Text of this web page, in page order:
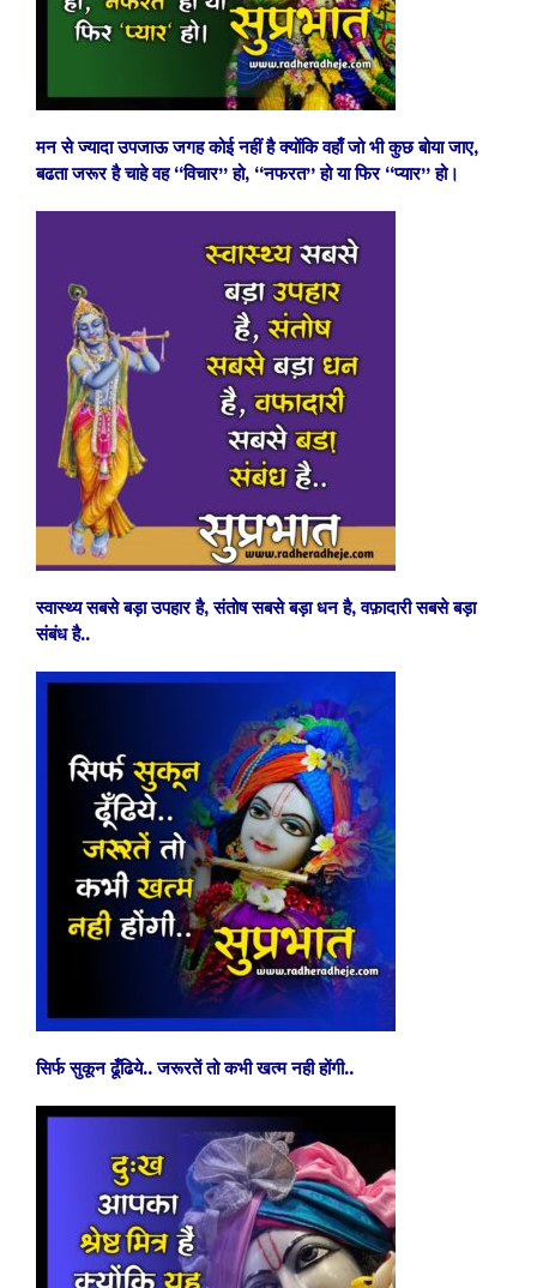
मन से ज्यादा उपजाऊ जगह कोई नहीं है क्योंकि वहाँ जो भी कुछ बोया जाए,
बढता जरूर है चाहे वह “विचार” हो, “नफरत” हो या फिर “प्यार” हो।
स्वास्थ्य सबसे बड़ा उपहार है,संतोष सबसे बड़ा धन है, वफ़ादारीसबसे बड़ा
संबंध है..
सिर्फ सुकून ढूँढिये.. जरूरतें तो कभी खत्म नही होंगी..